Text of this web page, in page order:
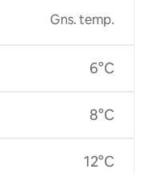
Gns. temp.
6°C
8°C
12°C